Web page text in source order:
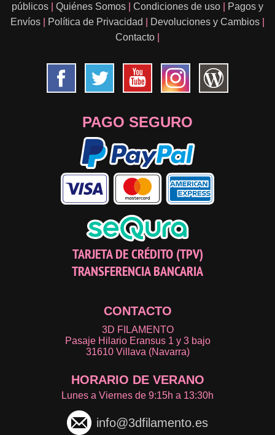
públicos
Quiénes Somos Condiciones de uso
Pagos y
Envíos
Política de Privacidad Devoluciones y Cambios
Contacto
PAGO SEGURO
TARJETA DE CRÉDITO (TPV)
TRANSFERENCIA BANCARIA
CONTACTO
3D FILAMENTO
Pasaje Hilario Eransus 1 y 3 bajo
31610 Villava (Navarra)
HORARIO DE VERANO
Lunes a Viernes de 9:15h a 13:30h
info@3dfilamento.es